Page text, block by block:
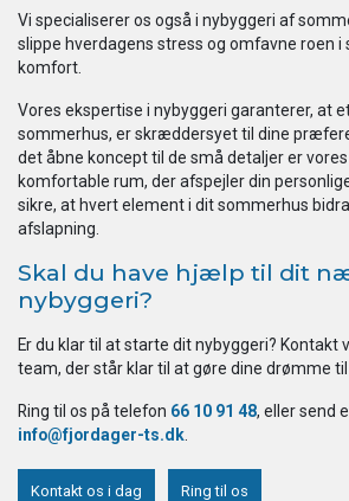
Vi specialiserer os også i nybyggeri af
slippe hverdagens stress og omfavne roen
komfort.
Vores ekspertise i nybyggeri garanterer, at
sommerhus, er skræddersyet til dine
det åbne koncept til de små detaljer er
komfortable rum, der afspejler din
sikre, at hvert element i dit sommerhus
afslapning.
Skal du have hjælp til dit
nybyggeri?
Er du klar til at starte dit nybyggeri? Kontakt
team, der står klar til at gøre dine drømme til
Ring til os på telefon 66 10 91 48, eller send
info@fjordager-ts.dk
Kontakt os i dag Ring til os